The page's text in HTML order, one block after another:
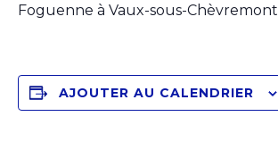
Foguenne à Vaux-sous-Chèvremont
AJOUTER AU CALENDRIER